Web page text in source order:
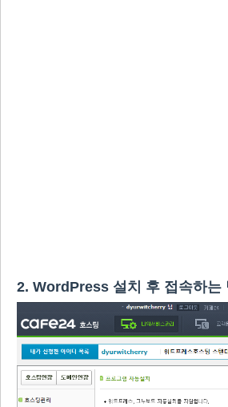
2. WordPress 설치 후 접속하는